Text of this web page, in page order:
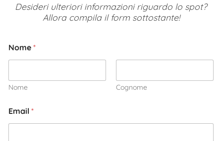
Desideri ulteriori informazioni riguardo lo spot?
Allora compila il form sottostante!
Nome *
Nome Cognome
Email *